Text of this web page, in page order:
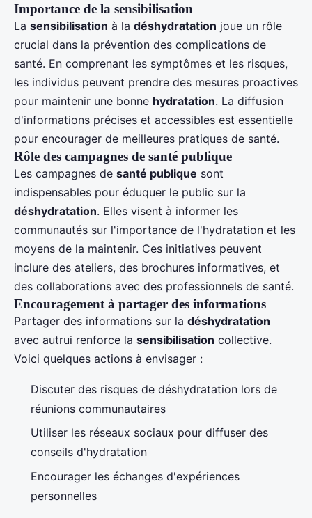
Importance de la sensibilisation
La sensibilisation à la déshydratation joue un rôle
crucial dans la prévention des complications de
santé. En comprenant les symptômes et les risques,
les individus peuvent prendre des mesures proactives
pour maintenir une bonne hydratation. La diffusion
d'informations précises et accessibles est essentielle
pour encourager de meilleures pratiques de santé.
Rôle des campagnes de santé publique
Les campagnes de santé publique sont
indispensables pour éduquer le public sur la
déshydratation. Elles visent à informer les
communautés sur l'importance de l'hydratation et les
moyens de la maintenir. Ces initiatives peuvent
inclure des ateliers, des brochures informatives, et
des collaborations avec des professionnels de santé.
Encouragement à partager des informations
Partager des informations sur la déshydratation
avec autrui renforce la sensibilisation collective.
Voici quelques actions à envisager :
Discuter des risques de déshydratation lors de
réunions communautaires
Utiliser les réseaux sociaux pour diffuser des
conseils d'hydratation
Encourager les échanges d'expériences
personnelles